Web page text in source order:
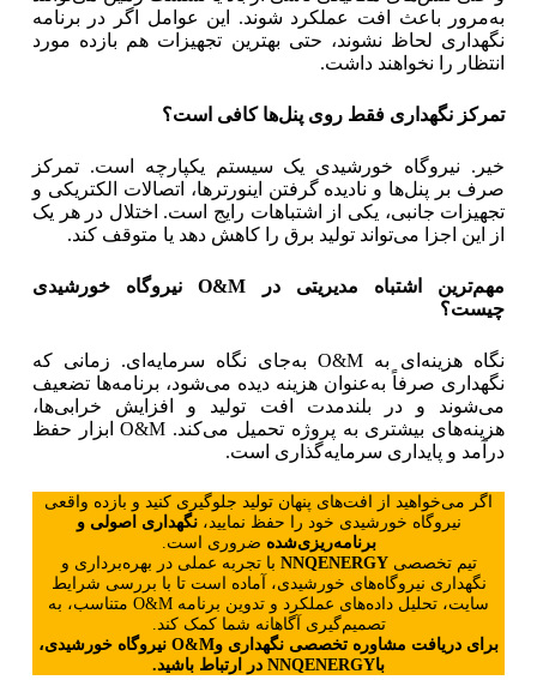
به‌مرور باعث افت عملکرد شوند. این عوامل اگر در برنامه
نگهداری لحاظ نشوند، حتی بهترین تجهیزات هم بازده مورد
انتظار را نخواهند داشت.
تمرکز نگهداری فقط روی پنل‌ها کافی است؟
خیر. نیروگاه خورشیدی یک سیستم یکپارچه است. تمرکز
صرف بر پنل‌ها و نادیده گرفتن اینورترها، اتصالات الکتریکی و
تجهیزات جانبی، یکی از اشتباهات رایج است. اختلال در هر یک
از این اجزا می‌تواند تولید برق را کاهش دهد یا متوقف کند.
مهم‌ترین اشتباه مدیریتی در
نیروگاه خورشیدی
چیست؟
نگاه هزینه‌ای به O&M به‌جای نگاه سرمایه‌ای. زمانی که
نگهداری صرفاً به‌عنوان هزینه دیده می‌شود، برنامه‌ها تضعیف
می‌شوند و در بلندمدت افت تولید و افزایش خرابی‌ها،
هزینه‌های بیشتری به پروژه تحمیل می‌کند. O&M ابزار حفظ
درآمد و پایداری سرمایه‌گذاری است.
اگر می‌خواهید از افت‌های پنهان تولید جلوگیری کنید و بازده واقعی
نیروگاه خورشیدی خود را حفظ نمایید،نگهداری اصولی و
برنامه‌ریزی‌شده ضروری است.
تیم تخصصیNNQENERGY با تجربه عملی در بهره‌برداری و
نگهداری نیروگاه‌های خورشیدی، آماده است تا با بررسی شرایط
سایت، تحلیل داده‌های عملکرد و تدوین برنامه O&M متناسب، به
تصمیم‌گیری آگاهانه شما کمک کند.
برای دریافت مشاوره تخصصی نگهداری وO&M نیروگاه خورشیدی،
باNNQENERGY در ارتباط باشید.